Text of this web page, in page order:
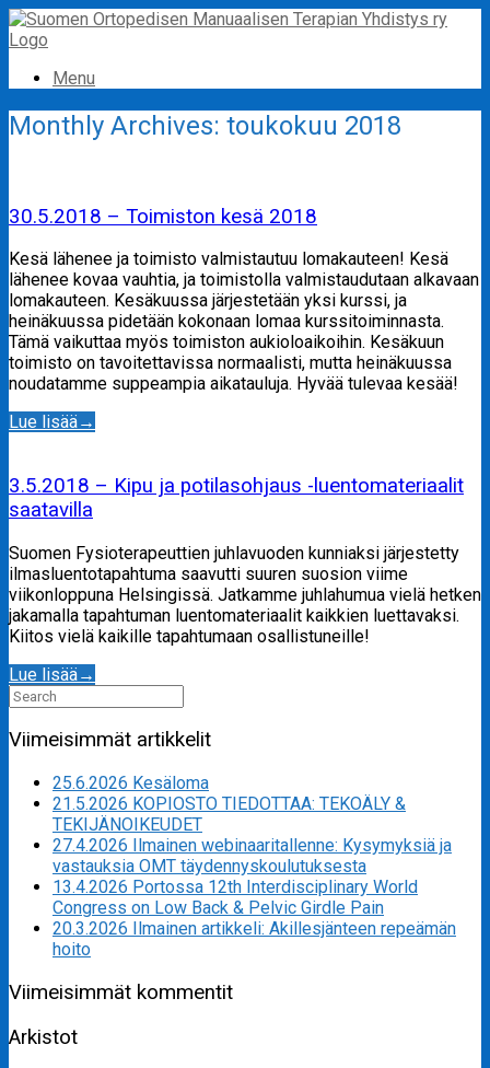
Skip
to
Menu
Monthly Archives: toukokuu 2018
30.5.2018 – Toimiston kesä 2018
Kesä lähenee ja toimisto valmistautuu lomakauteen! Kesä
lähenee kovaa vauhtia, ja toimistolla valmistaudutaan alkavaan
lomakauteen. Kesäkuussa järjestetään yksi kurssi, ja
heinäkuussa pidetään kokonaan lomaa kurssitoiminnasta.
Tämä vaikuttaa myös toimiston aukioloaikoihin. Kesäkuun
toimisto on tavoitettavissa normaalisti, mutta heinäkuussa
noudatamme suppeampia aikatauluja. Hyvää tulevaa kesää!
Lue lisää→
3.5.2018 – Kipu ja potilasohjaus -luentomateriaalit
saatavilla
Suomen Fysioterapeuttien juhlavuoden kunniaksi järjestetty
ilmasluentotapahtuma saavutti suuren suosion viime
viikonloppuna Helsingissä. Jatkamme juhlahumua vielä hetken
jakamalla tapahtuman luentomateriaalit kaikkien luettavaksi.
Kiitos vielä kaikille tapahtumaan osallistuneille!
Lue lisää→
Search
for:
Viimeisimmät artikkelit
25.6.2026 Kesäloma
21.5.2026 KOPIOSTO TIEDOTTAA: TEKOÄLY &
TEKIJÄNOIKEUDET
27.4.2026 Ilmainen webinaaritallenne: Kysymyksiä ja
vastauksia OMT täydennyskoulutuksesta
13.4.2026 Portossa 12th Interdisciplinary World
Congress on Low Back & Pelvic Girdle Pain
20.3.2026 Ilmainen artikkeli: Akillesjänteen repeämän
hoito
Viimeisimmät kommentit
Arkistot